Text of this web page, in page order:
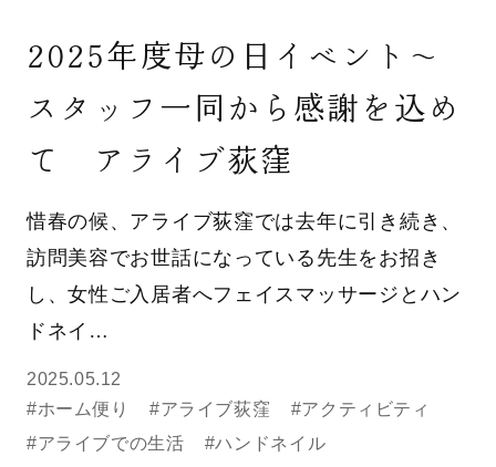
2025年度母の日イベント～
スタッフ一同から感謝を込め
て アライブ荻窪
惜春の候、アライブ荻窪では去年に引き続き、
訪問美容でお世話になっている先生をお招き
し、女性ご入居者へフェイスマッサージとハン
ドネイ…
2025.05.12
#ホーム便り
#アライブ荻窪
#アクティビティ
#アライブでの生活
#ハンドネイル